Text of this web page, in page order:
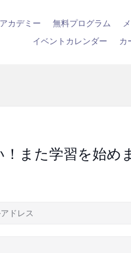
カデミー 無料プログラム
イベントカレンダー
カ
また学習を始め